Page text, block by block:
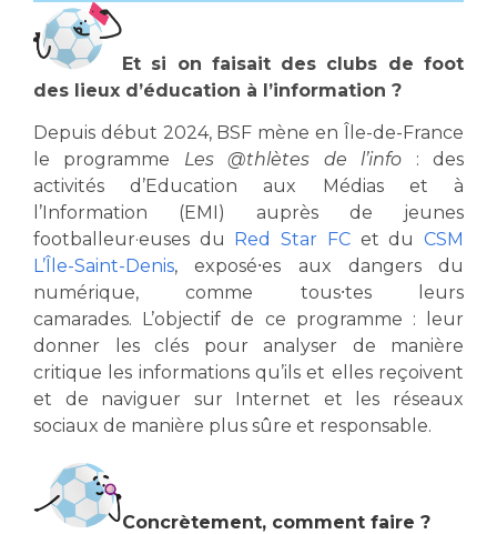
Et si on faisait des clubs de foot
des lieux d’éducation à l’information ?
Depuis début 2024, BSF mène en Île-de-France
le programme Les @thlètes de l’info : des
activités d’Education aux Médias et à
l’Information (EMI) auprès de jeunes
footballeur·euses du Red Star FCet duCSM
L’Île-Saint-Denis, exposé⸱es aux dangers du
numérique, comme tous⸱tes leurs
camarades. L’objectif de ce programme : leur
donner les clés pour analyser de manière
critique les informations qu’ils et elles reçoivent
et de naviguer sur Internet et les réseaux
sociaux de manière plus sûre et responsable.
Concrètement, comment faire ?